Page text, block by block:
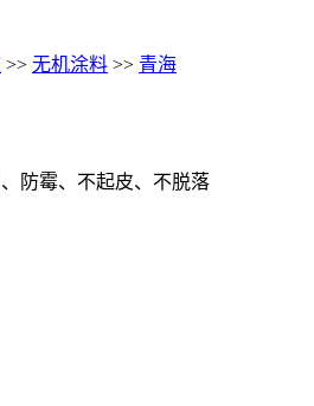
>> 无机涂料 >> 青海
防霉、不起皮、不脱落